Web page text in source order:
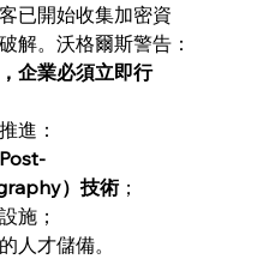
已開始收集加密資
解。沃格爾斯警告：
企業必須立即行
進：
）技術；
施；
人才儲備。